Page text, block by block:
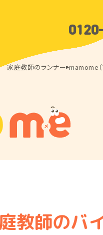
庭教師のランナー mamome（
教師のバ